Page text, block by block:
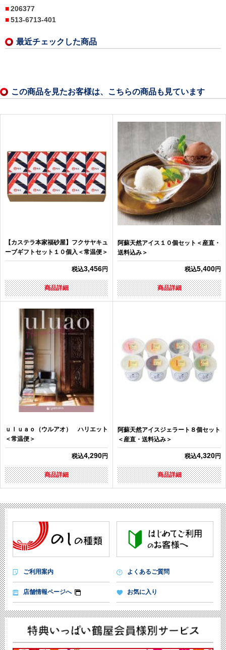
206377
513-6713-401
最近チェックした商品
この商品を見たお客様は、こちらの商品も見ています
【カステラ本家福砂屋】フクサヤキュ
ーブギフトセット１０個入＜常温便＞
税込3,456円
商品詳細
阿蘇天然アイス１０個セット＜産直・
送料込み＞
税込5,400円
商品詳細
ｕｌｕａｏ（ウルアオ） ハリエット
＜常温便＞
税込4,290円
商品詳細
阿蘇天然アイスジェラート８個セット
＜産直・送料込み＞
税込4,320円
商品詳細
ご利用案内 よくあるご質問
店舗情報ページへ お気に入り